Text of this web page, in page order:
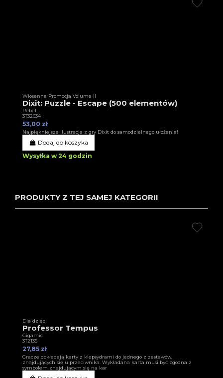
Wiosenna Promocja Volume II
Dixit: Puzzle - Escape (500 elementów)
Rebel
3T32634
53,00 zł
Najpiękniejsze ilustracje z gry Dixit do samodzielnego ułożenia!
Dodaj do koszyka
Wysyłka w 24 godzin
PRODUKTY Z TEJ SAMEJ KATEGORII
Dla dzieci
Professor Tempus
Gigamic
3T2135
27,85 zł
Gracze dokładają karty z klepsydrami do jednego z zestawów,
znajdujących się u przeciwnika. Wykładana karta musi być zgodna z
symbolem znajdującym się na kar